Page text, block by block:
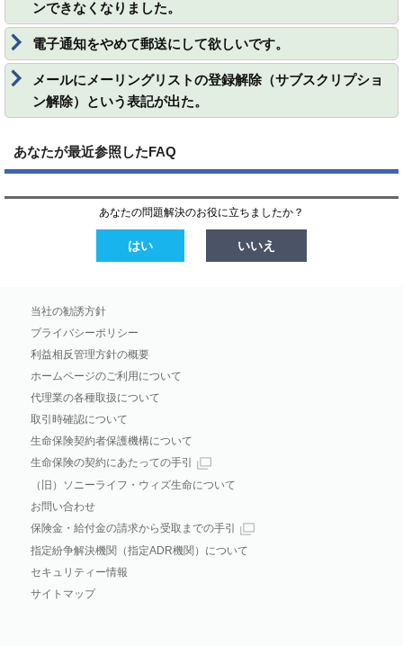
ンできなくなりました。
電子通知をやめて郵送にして欲しいです。
メールにメーリングリストの登録解除（サブスクリプショ
ン解除）という表記が出た。
あなたが最近参照したFAQ
あなたの問題解決のお役に立ちましたか？
はい いいえ
当社の勧誘方針
プライバシーポリシー
利益相反管理方針の概要
ホームページのご利用について
代理業の各種取扱について
取引時確認について
生命保険契約者保護機構について
生命保険の契約にあたっての手引
（旧）ソニーライフ・ウィズ生命について
お問い合わせ
保険金・給付金の請求から受取までの手引
指定紛争解決機関（指定ADR機関）について
セキュリティー情報
サイトマップ